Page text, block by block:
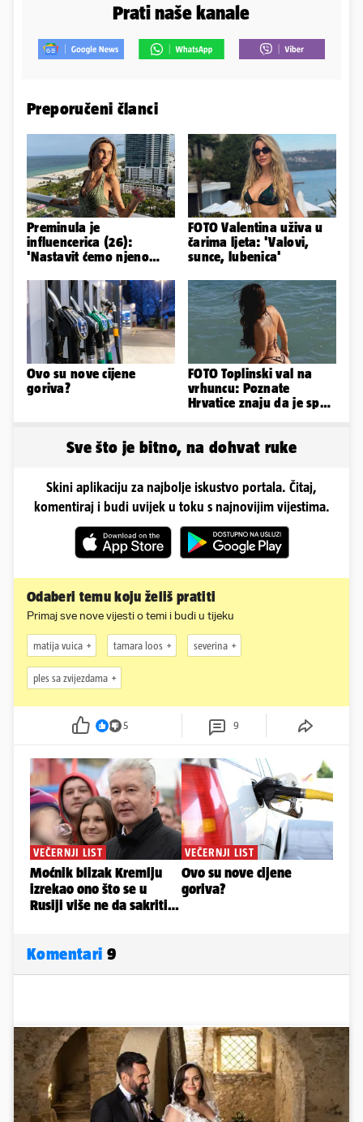
Prati naše kanale
Preporučeni članci
Preminula je
influencerica (26):
'Nastavit ćemo njeno
FOTO Valentina uživa u
čarima ljeta: 'Valovi,
sunce, lubenica'
Ovo su nove cijene
goriva?
FOTO Toplinski val na
vrhuncu: Poznate
Hrvatice znaju da je spas
Sve što je bitno, na dohvat ruke
Skini aplikaciju za najbolje iskustvo portala. Čitaj,
komentiraj i budi uvijek u toku s najnovijim vijestima.
Odaberi temu koju želiš pratiti
Primaj sve nove vijesti o temi i budi u tijeku
matija vuica tamara loos severina
ples sa zvijezdama
5 9
Komentari 9